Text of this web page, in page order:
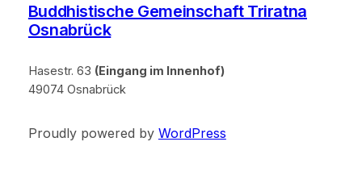
Buddhistische Gemeinschaft Triratna
Osnabrück
Hasestr. 63 (Eingang im Innenhof)
49074 Osnabrück
Proudly powered by WordPress